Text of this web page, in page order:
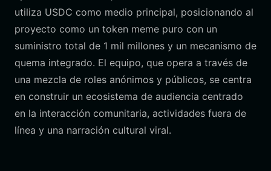
utiliza USDC como medio principal, posicionando al
proyecto como un token meme puro con un
suministro total de 1 mil millones y un mecanismo de
quema integrado. El equipo, que opera a través de
una mezcla de roles anónimos y públicos, se centra
en construir un ecosistema de audiencia centrado
en la interacción comunitaria, actividades fuera de
línea y una narración cultural viral.